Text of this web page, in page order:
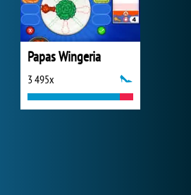
Papas Wingeria
3 495x